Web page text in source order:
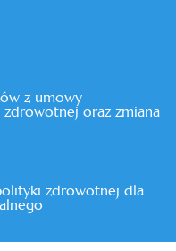
z umowy
oraz zmiana
zdrowotnej dla